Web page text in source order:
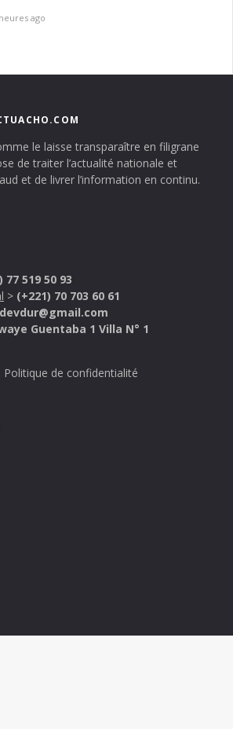
ago
le laisse transparaître en filigrane
de traiter l’actualité nationale et
et de livrer l’information en continu.
77 519 50 93
> (+221) 70 703 60 61
Guentaba 1 Villa N° 1
Politique de confidentialité